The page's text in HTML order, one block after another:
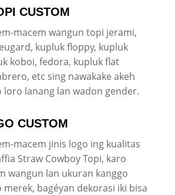
CUSTOM
macem wangun topi jerami,
kupluk floppy, kupluk
koboi, fedora, kupluk flat
etc sing nawakake akeh
loro lanang lan wadon gender.
CUSTOM
macem jinis logo ing kualitas
Straw Cowboy Topi, karo
wangun lan ukuran kanggo
bagéyan dekorasi iki bisa